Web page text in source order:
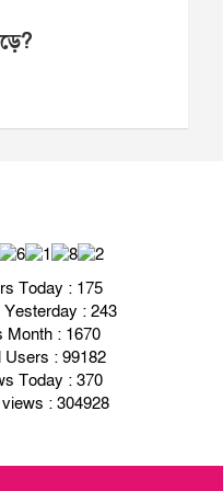
Today : 175
: 243
: 1670
Users : 99182
Today : 370
: 304928